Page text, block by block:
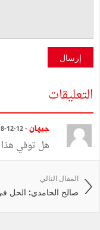
إرسال
التعليقات
جيهان - 12-12-2018 07:59
هل توفي هذا
المقال التالي
صالح الحامدي: الحل